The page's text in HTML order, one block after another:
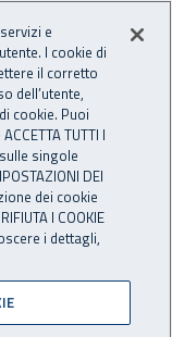
Apri cerca
e
I cookie di
il corretto
dell’utente,
cookie. Puoi
TUTTI I
singole
DEI
dei cookie
I COOKIE
i dettagli,